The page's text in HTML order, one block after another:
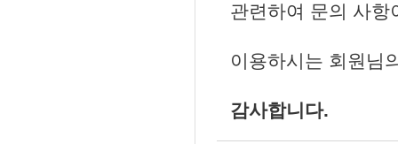
관련하여 문의 사
이용하시는 회원님
감사합니다.